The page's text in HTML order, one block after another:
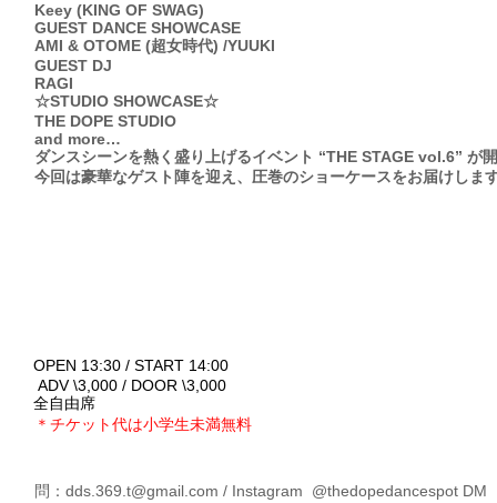
Keey (KING OF SWAG)
GUEST DANCE SHOWCASE
AMI & OTOME (超女時代) /YUUKI
GUEST DJ
RAGI
☆STUDIO SHOWCASE☆
THE DOPE STUDIO
and more…
ダンスシーンを熱く盛り上げるイベント “THE STAGE vol.6” が
今回は豪華なゲスト陣を迎え、圧巻のショーケースをお届けしま
OPEN 13:30 / START 14:00
ADV \3,000 / DOOR \3,000
全自由席
＊チケット代は小学生未満無料
問： dds.369.t@gmail.com / Instagram @thedopedancespot DM